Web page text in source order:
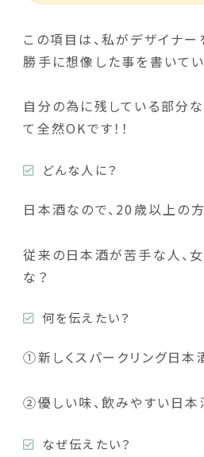
この項目は、私がデザイナー
勝手に想像した事を書いてい
自分の為に残している部分
て全然OKです！！
どんな人に？
日本酒なので、20歳以上の方
従来の日本酒が苦手な人、
な？
何を伝えたい？
①新しくスパークリング日本
②優しい味、飲みやすい日本
なぜ伝えたい？